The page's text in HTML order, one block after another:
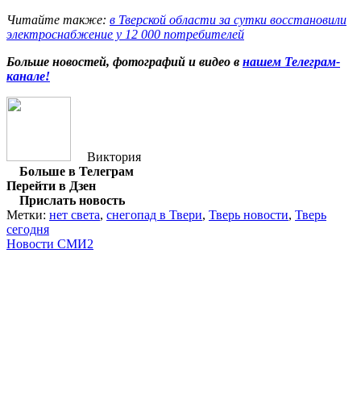
Читайте также: в Тверской области за сутки восстановили
электроснабжение у 12 000 потребителей
Больше новостей, фотографий и видео в нашем Телеграм-
канале!
Виктория
Больше в Телеграм
Перейти в Дзен
Прислать новость
Метки: нет света, снегопад в Твери, Тверь новости, Тверь
сегодня
Новости СМИ2